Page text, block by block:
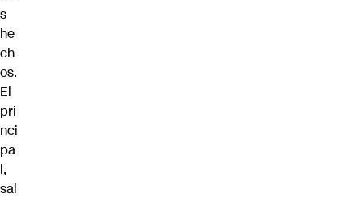
s
he
ch
os.
El
pri
nci
pa
l,
sal